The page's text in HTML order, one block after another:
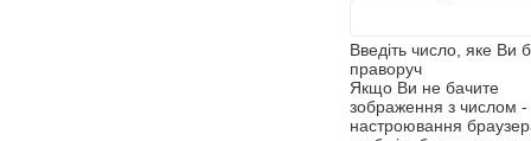
Введіть число, яке Ви
праворуч
Якщо Ви не бачите
зображення з числом -
настроювання